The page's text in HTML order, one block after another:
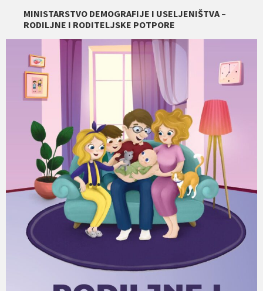
MINISTARSTVO DEMOGRAFIJE I USELJENIŠTVA –
RODILJNE I RODITELJSKE POTPORE